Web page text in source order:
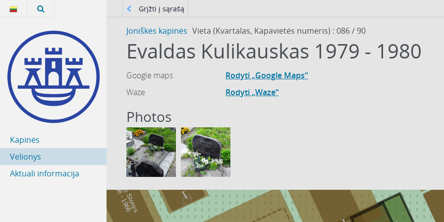
Kapinės
Velionys
Aktuali informacija
Grįžti į sąrašą
Joniškės kapinės Vieta (Kvartalas, Kapavietės numeris) : 086 / 90
Evaldas Kulikauskas 1979 - 1980
Google maps
Rodyti „Google Maps“
Waze
Rodyti „Waze“
Photos
67
1
Artūras Stonys
1
6